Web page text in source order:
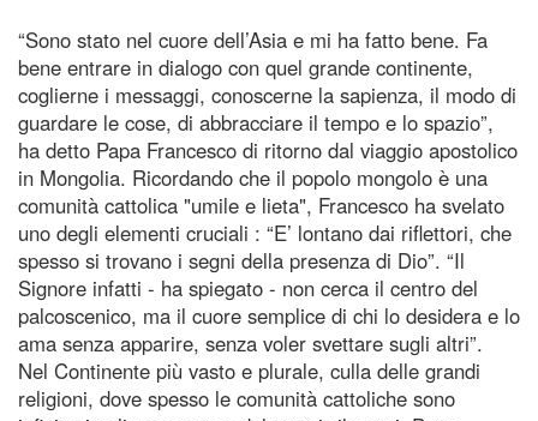
“Sono stato nel cuore dell’Asia e mi ha fatto bene. Fa
bene entrare in dialogo con quel grande continente,
coglierne i messaggi, conoscerne la sapienza, il modo di
guardare le cose, di abbracciare il tempo e lo spazio”,
ha detto Papa Francesco di ritorno dal viaggio apostolico
in Mongolia. Ricordando che il popolo mongolo è una
comunità cattolica "umile e lieta", Francesco ha svelato
uno degli elementi cruciali : “E’ lontano dai riflettori, che
spesso si trovano i segni della presenza di Dio”. “Il
Signore infatti - ha spiegato - non cerca il centro del
palcoscenico, ma il cuore semplice di chi lo desidera e lo
ama senza apparire, senza voler svettare sugli altri”.
Nel Continente più vasto e plurale, culla delle grandi
religioni, dove spesso le comunità cattoliche sono